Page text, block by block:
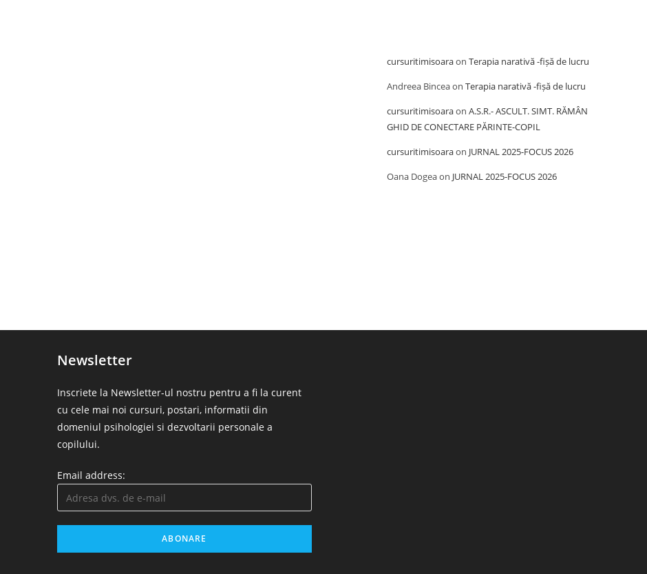
cursuritimisoaraon Terapia narativă -fișă de lucru
Andreea Binceaon Terapia narativă -fișă de lucru
cursuritimisoaraon A.S.R.- ASCULT. SIMT. RĂMÂN
GHID DE CONECTARE PĂRINTE-COPIL
cursuritimisoaraon JURNAL 2025-FOCUS 2026
Oana Dogeaon JURNAL 2025-FOCUS 2026
Newsletter
Inscriete la Newsletter-ul nostru pentru a fi la curent
cu cele mai noi cursuri, postari, informatii din
domeniul psihologiei si dezvoltarii personale a
copilului.
Email address: